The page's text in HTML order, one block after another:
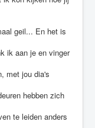
geil... En het is
ik aan je en vinger
met jou dia's
hebben zich
te leiden anders